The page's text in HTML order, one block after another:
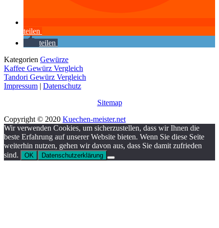
teilen
teilen
Kategorien Gewürze
Kaffee Gewürz Vergleich
Tandori Gewürz Vergleich
Impressum | Datenschutz
Sitemap
Copyright © 2020 Kuechen-meister.net
Wir verwenden Cookies, um sicherzustellen, dass wir Ihnen die
beste Erfahrung auf unserer Website bieten. Wenn Sie diese Seite
weiterhin nutzen, gehen wir davon aus, dass Sie damit zufrieden
sind.
OK Datenschutzerklärung